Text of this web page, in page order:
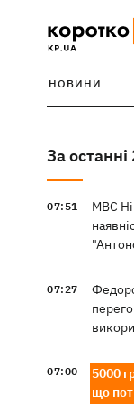
НОВИНИ
За
07:51
МВС
07:27
07:00
5000
що